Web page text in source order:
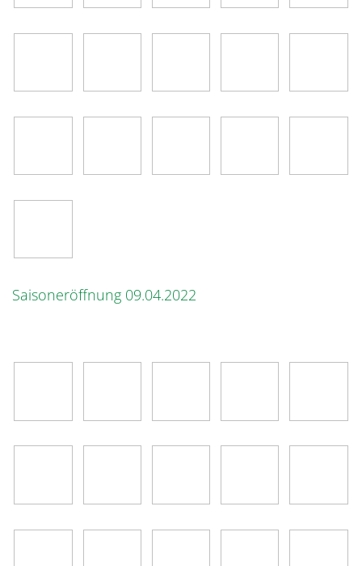
Saisoneröffnung 09.04.2022